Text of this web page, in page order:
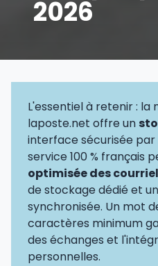
2026
L'essentiel à retenir : la
laposte.net offre un
interface sécurisée par
service 100 % français
optimisée des
de stockage dédié et
synchronisée. Un mot
caractères minimum
des échanges et
personnelles.